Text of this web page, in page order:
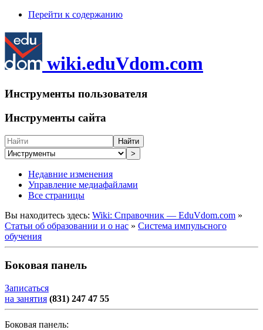
Перейти к содержанию
wiki.eduVdom.com
Инструменты пользователя
Инструменты сайта
Найти
>
Недавние изменения
Управление медиафайлами
Все страницы
Вы находитесь здесь: Wiki: Справочник — EduVdom.com »
Статьи об образовании и о нас » Система импульсного
обучения
Боковая панель
Записаться
на занятия (831) 247 47 55
Боковая панель: